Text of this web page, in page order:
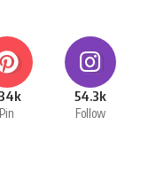
Pin
54.3k
Follow